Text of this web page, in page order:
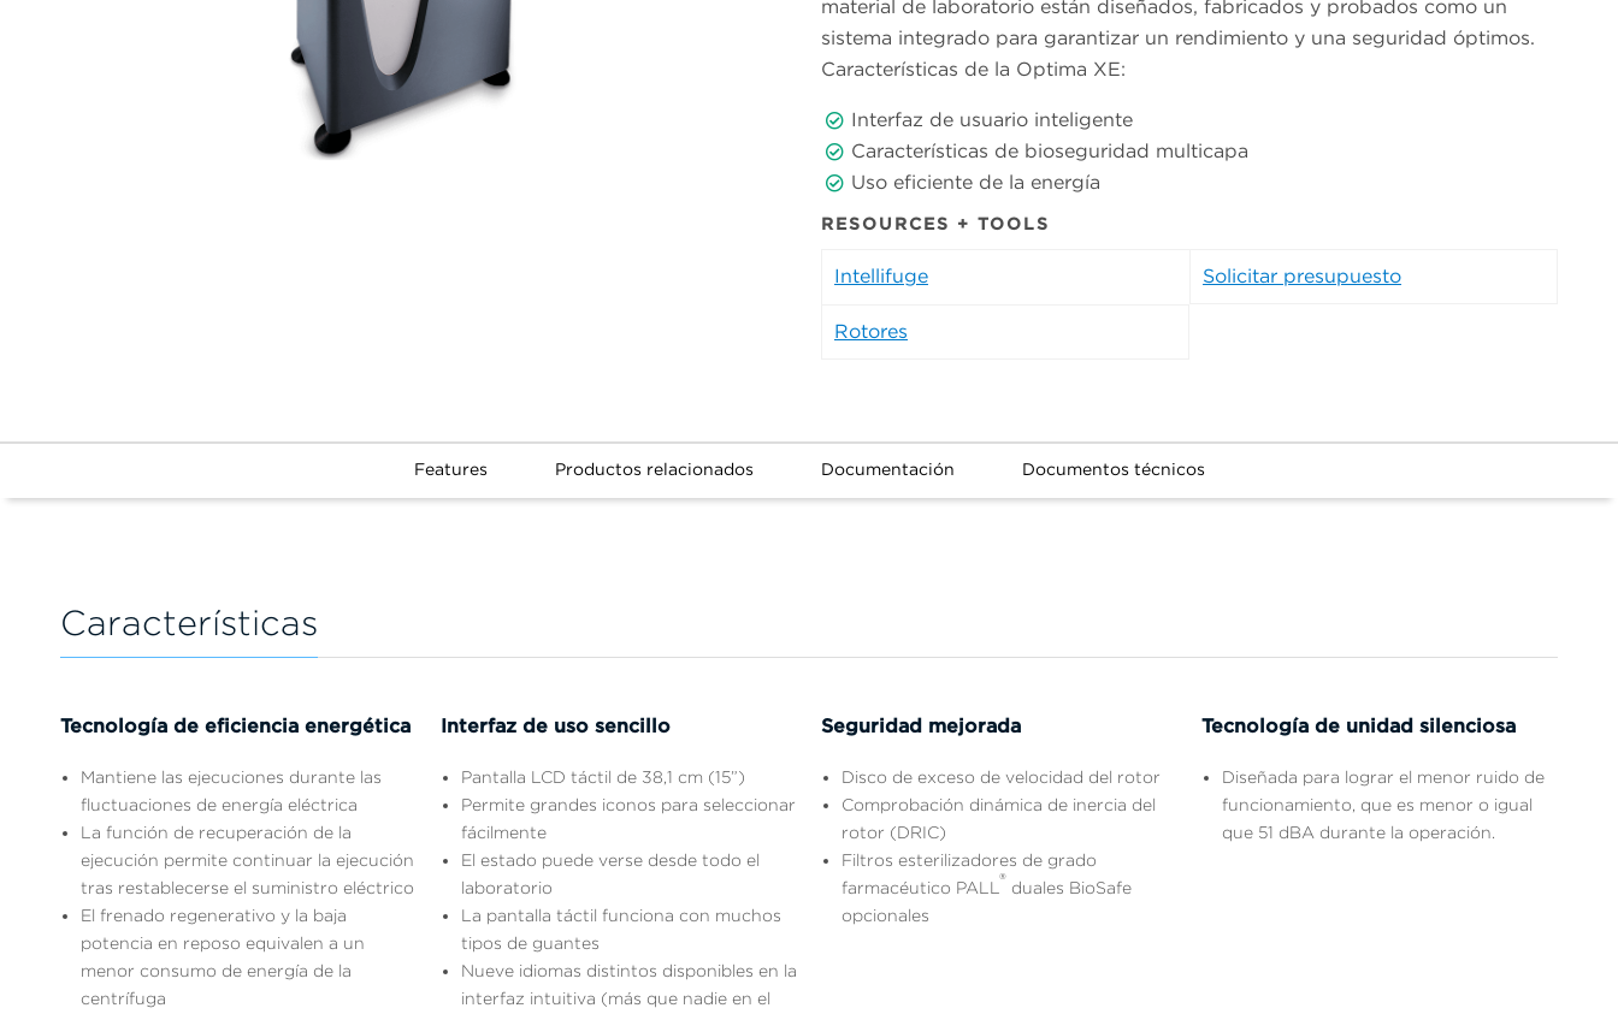
material de laboratorio están diseñados, fabricados y probados como un
sistema integrado para garantizar un rendimiento y una seguridad óptimos.
Características de la Optima XE:
Interfaz de usuario inteligente
Características de bioseguridad multicapa
Uso eficiente de la energía
RESOURCES + TOOLS
Intellifuge Solicitar presupuesto
Rotores
Features Productos relacionados Documentación Documentos técnicos
Características
Tecnología de eficiencia energética
Mantiene las ejecuciones durante las
fluctuaciones de energía eléctrica
La función de recuperación de la
ejecución permite continuar la ejecución
tras restablecerse el suministro eléctrico
El frenado regenerativo y la baja
potencia en reposo equivalen a un
menor consumo de energía de la
centrífuga
Interfaz de uso sencillo
Pantalla LCD táctil de 38,1 cm (15”)
Permite grandes iconos para seleccionar
fácilmente
El estado puede verse desde todo el
laboratorio
La pantalla táctil funciona con muchos
tipos de guantes
Nueve idiomas distintos disponibles en la
interfaz intuitiva (más que nadie en el
Seguridad mejorada
Disco de exceso de velocidad del rotor
Comprobación dinámica de inercia del
rotor (DRIC)
Filtros esterilizadores de grado
farmacéutico PALL ® duales BioSafe
opcionales
Tecnología de unidad silenciosa
Diseñada para lograr el menor ruido de
funcionamiento, que es menor o igual
que 51 dBA durante la operación.